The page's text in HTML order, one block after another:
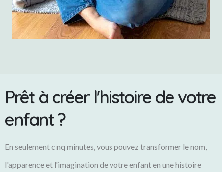
Prêt à créer l'histoire de votre
enfant ?
En seulement cinq minutes, vous pouvez transformer le nom,
l'apparence et l'imagination de votre enfant en une histoire